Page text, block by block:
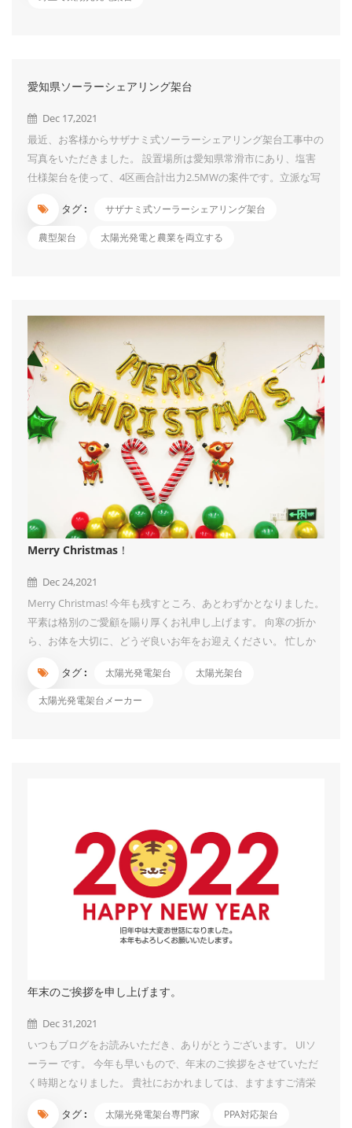
きないものを使用してください。また、第三者が容易に乗り越え
さ・距離で設置してください。 質問２：フェンスの設置が免除
される場合について 柵塀を設...
愛知県ソーラーシェアリング架台
Dec 17,2021
最近、お客様からサザナミ式ソーラーシェアリング架台工事中の
写真をいただきました。 設置場所は愛知県常滑市にあり、塩害
仕様架台を使って、4区画合計出力2.5MWの案件です。立派な写
品で、価格が適切の上に、お客様のご要望によって、多様な提案
をすることができます。 1、上からパネルを固定するだけではな
きる。 4、営農型架台は太陽光発電と農業を両立することが可能
な架台です。 ご検討中の案件がございましたら、ぜひご連絡く
ださいませ。...
タグ : サザナミ式ソーラーシェアリング架台
農型架台 太陽光発電と農業を両立する
Merry Christmas！
Dec 24,2021
Merry Christmas! 今年も残すところ、あとわずかとなりました。
平素は格別のご愛顧を賜り厚くお礼申し上げます。 向寒の折か
ら、お体を大切に、どうぞ良いお年をお迎えください。 忙しか
スパーティーができて、楽しく乗り越えることができました。
また一緒に頑張りましょう！ 来年も、皆様にご満足頂ける製品
タグ : 太陽光発電架台 太陽光架台
太陽光発電架台メーカー
年末のご挨拶を申し上げます。
Dec 31,2021
いつもブログをお読みいただき、ありがとうございます。 UIソ
ーラー です。 今年も早いもので、年末のご挨拶をさせていただ
く時期となりました。 貴社におかれましては、ますますご清栄
存ですので、 より一層のご高配を賜りますよう、従業員一同心
タグ : 太陽光発電架台専門家 PPA対応架台